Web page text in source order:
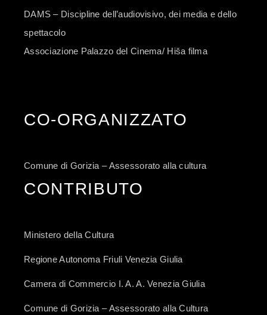
DAMS – Discipline dell’audiovisivo, dei media e dello
spettacolo
Associazione Palazzo del Cinema/ Hiša filma
CO-ORGANIZZATO
Comune di Gorizia – Assessorato alla cultura
CONTRIBUTO
Ministero della Cultura
Regione Autonoma Friuli Venezia Giulia
Camera di Commercio I. A. A. Venezia Giulia
Comune di Gorizia – Assessorato alla Cultura